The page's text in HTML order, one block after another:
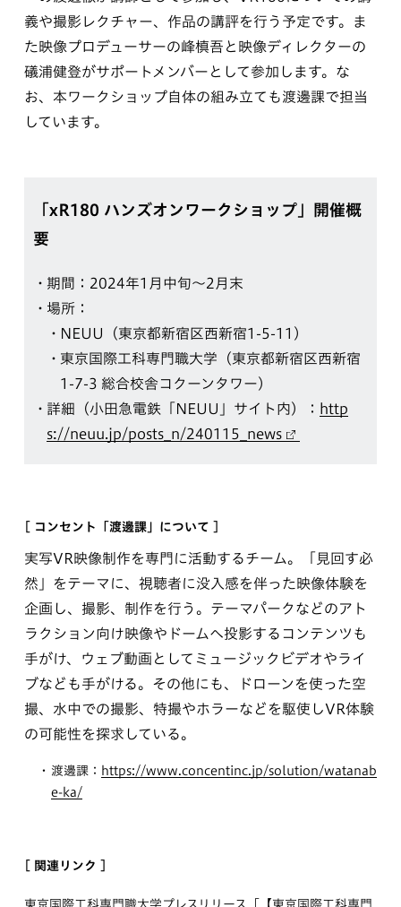
義や撮影レクチャー、作品の講評を行う予定です。ま
た映像プロデューサーの峰槙吾と映像ディレクターの
礒浦健登がサポートメンバーとして参加します。な
お、本ワークショップ自体の組み立ても渡邊課で担当
しています。
「xR180 ハンズオンワークショップ」開催概
要
期間：2024年1月中旬〜2月末
場所：
NEUU（東京都新宿区西新宿1-5-11）
東京国際工科専門職大学（東京都新宿区西新宿
1-7-3 総合校舎コクーンタワー）
詳細（小田急電鉄「NEUU」サイト内）：
http
s://neuu.jp/posts_n/240115_news
[ コンセント「渡邊課」について ]
実写VR映像制作を専門に活動するチーム。「見回す必
然」をテーマに、視聴者に没入感を伴った映像体験を
企画し、撮影、制作を行う。テーマパークなどのアト
ラクション向け映像やドームへ投影するコンテンツも
手がけ、ウェブ動画としてミュージックビデオやライ
ブなども手がける。その他にも、ドローンを使った空
撮、水中での撮影、特撮やホラーなどを駆使しVR体験
の可能性を探求している。
渡邊課： https://www.concentinc.jp/solution/watanab
e-ka/
[ 関連リンク ]
東京国際工科専門職大学プレスリリース
「【東京国際工科専門